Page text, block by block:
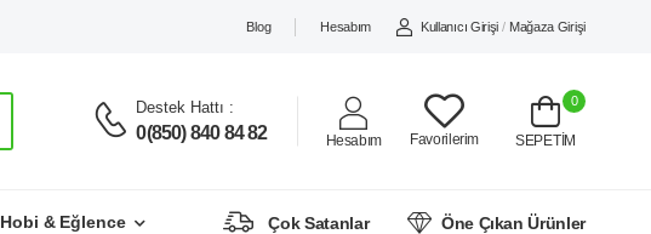
Blog Hesabım Kullanıcı Girişi / Mağaza Girişi
Destek Hattı :
0(850) 840 84 82 Hesabım Favorilerim
0
SEPETİM
Hobi & Eğlence Çok Satanlar Öne Çıkan Ürünler